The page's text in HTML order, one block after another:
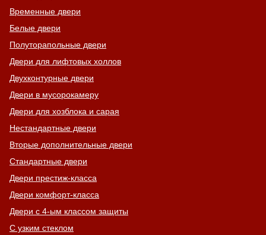
Временные двери
Белые двери
Полуторапольные двери
Двери для лифтовых холлов
Двухконтурные двери
Двери в мусорокамеру
Двери для хозблока и сарая
Нестандартные двери
Вторые дополнительные двери
Стандартные двери
Двери престиж-класса
Двери комфорт-класса
Двери с 4-ым классом защиты
С узким стеклом